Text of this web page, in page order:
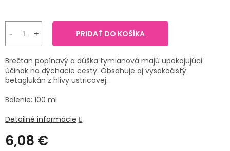
PRÍRODNÉ
LIEKY
VETERINA
SENIORI
Prihlásenie
6,08 €
PRIDAŤ DO KOŠÍKA
Brečtan popínavý a dúška tymianová majú upokojujúci
účinok na dýchacie cesty. Obsahuje aj vysokočistý
betaglukán z hlivy ustricovej.
Balenie: 100 ml
Detailné informácie